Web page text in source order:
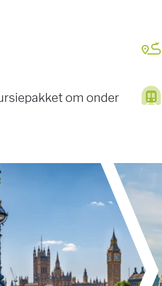
om onder